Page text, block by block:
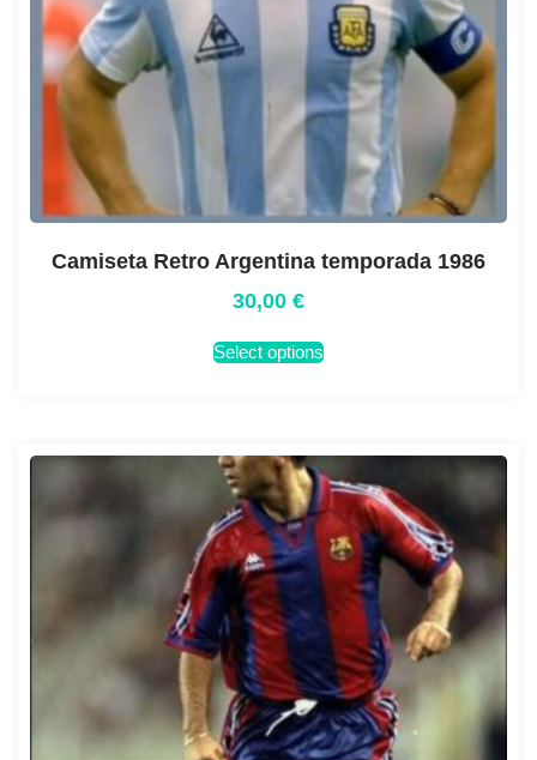
Camiseta Retro Argentina temporada 1986
30,00 €
Select options